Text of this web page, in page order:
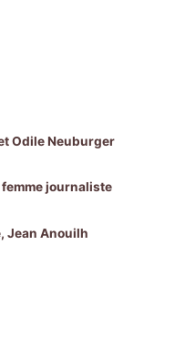
Odile Neuburger
journaliste
Jean Anouilh